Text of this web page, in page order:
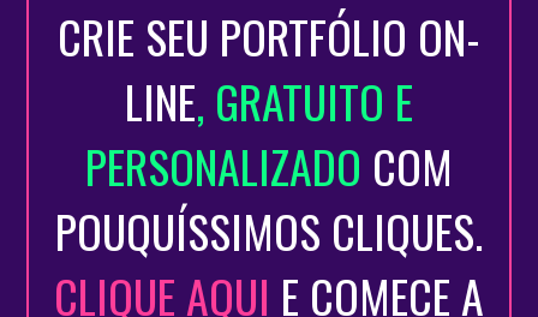
CRIE SEU PORTFÓLIO ON-
LINE, GRATUITO E
PERSONALIZADO COM
POUQUÍSSIMOS CLIQUES.
CLIQUE AQUI E COMECE A